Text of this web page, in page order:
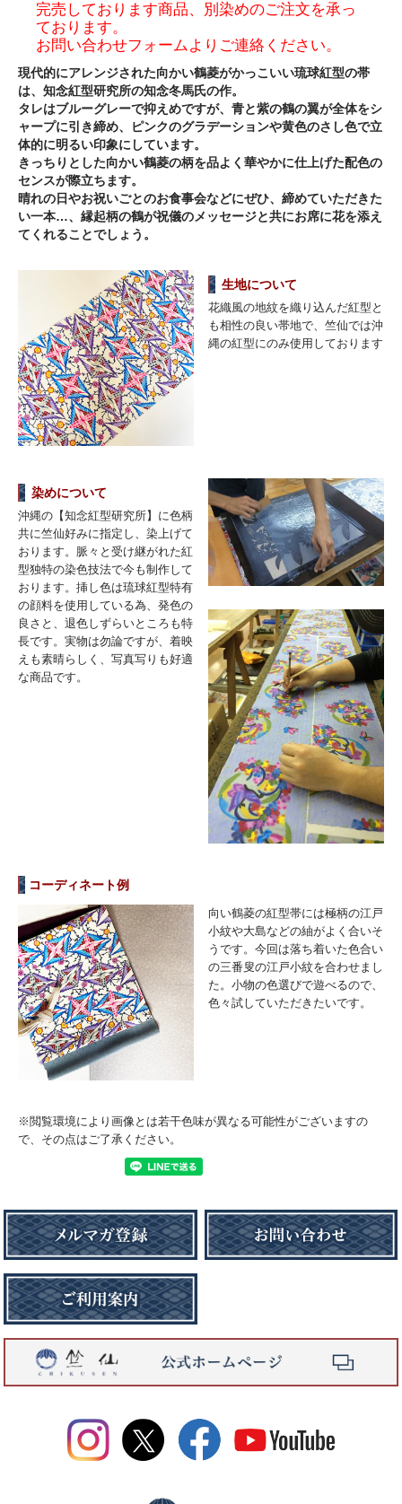
完売しております商品、別染めのご注文を承っ
ております。
お問い合わせフォームよりご連絡ください。
現代的にアレンジされた向かい鶴菱がかっこいい琉球紅型の帯
は、知念紅型研究所の知念冬馬氏の作。
タレはブルーグレーで抑えめですが、青と紫の鶴の翼が全体をシ
ャープに引き締め、ピンクのグラデーションや黄色のさし色で立
体的に明るい印象にしています。
きっちりとした向かい鶴菱の柄を品よく華やかに仕上げた配色の
センスが際立ちます。
晴れの日やお祝いごとのお食事会などにぜひ、締めていただきた
い一本…、縁起柄の鶴が祝儀のメッセージと共にお席に花を添え
てくれることでしょう。
生地について
花織風の地紋を織り込んだ紅型と
も相性の良い帯地で、竺仙では沖
縄の紅型にのみ使用しております
染めについて
沖縄の【知念紅型研究所】に色柄
共に竺仙好みに指定し、染上げて
おります。脈々と受け継がれた紅
型独特の染色技法で今も制作して
おります。挿し色は琉球紅型特有
の顔料を使用している為、発色の
良さと、退色しずらいところも特
長です。実物は勿論ですが、着映
えも素晴らしく、写真写りも好適
な商品です。
コーディネート例
向い鶴菱の紅型帯には極柄の江戸
小紋や大島などの紬がよく合いそ
うです。今回は落ち着いた色合い
の三番叟の江戸小紋を合わせまし
た。小物の色選びで遊べるので、
色々試していただきたいです。
※閲覧環境により画像とは若干色味が異なる可能性がございますの
で、その点はご了承ください。